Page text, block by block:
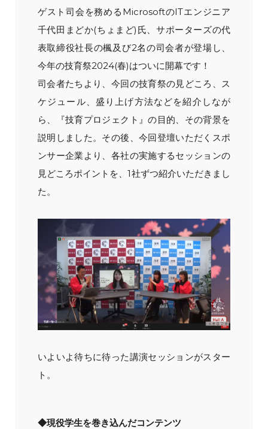
ゲスト司会を務めるMicrosoftのITエンジニア
千代田まどか(ちょまど)氏、サポーターズの代
表取締役社長の楓及び2名の司会者が登場し、
今年の技育祭2024(春)はついに開幕です！
司会者たちより、今回の技育祭の見どころ、ス
ケジュール、盛り上げ方法などを紹介しなが
ら、『技育プロジェクト』の目的、その背景を
説明しました。その後、今回登壇いただくスポ
ンサー企業より、各社の実施するセッションの
見どころポイントを、1社ずつ紹介いただきまし
た。
いよいよ待ちに待った講演セッションがスター
ト。
◆現役学生を巻き込んだコンテンツ